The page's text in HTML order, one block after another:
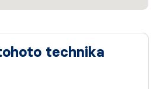
technika